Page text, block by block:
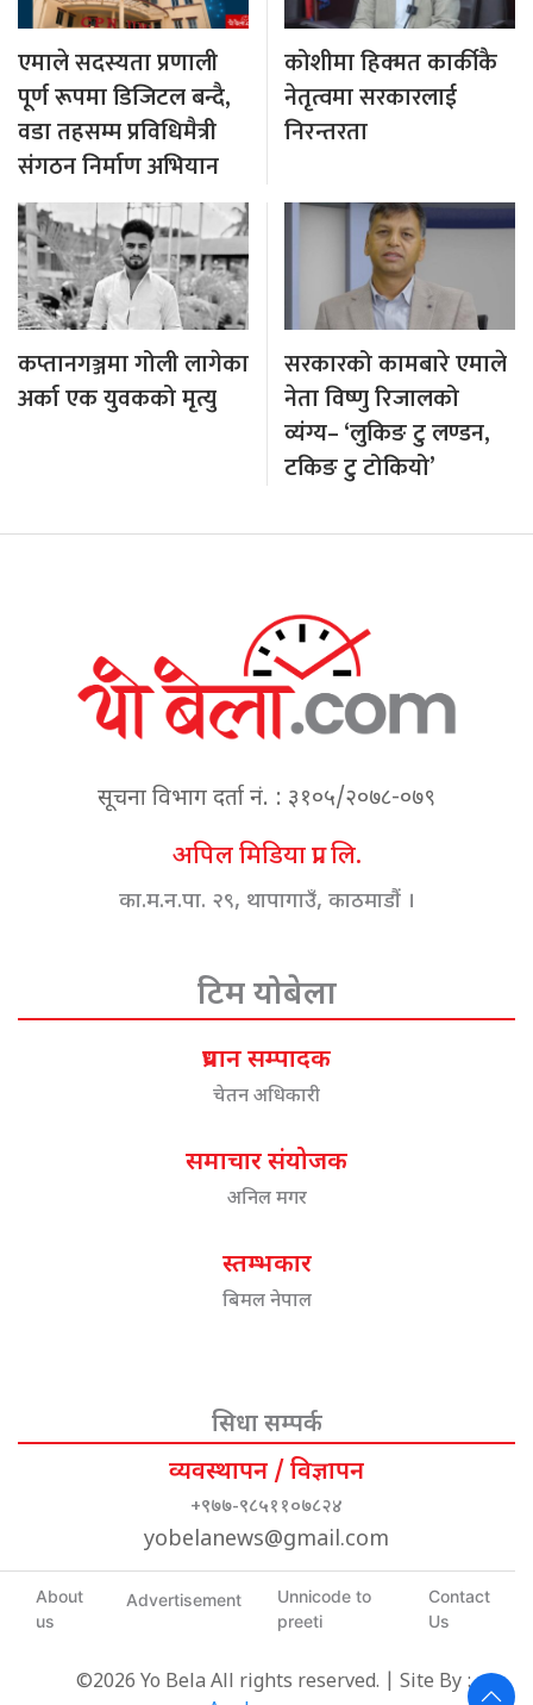
एमाले सदस्यता प्रणाली
पूर्ण रूपमा डिजिटल बन्दै,
वडा तहसम्म प्रविधिमैत्री
संगठन निर्माण अभियान
कोशीमा हिक्मत कार्कीकै
नेतृत्वमा सरकारलाई
निरन्तरता
कप्तानगञ्जमा गोली लागेका
अर्का एक युवकको मृत्यु
सरकारको कामबारे एमाले
नेता विष्णु रिजालको
व्यंग्य– ‘लुकिङ टु लण्डन,
टकिङ टु टोकियो’
सूचना विभाग दर्ता नं. : ३१०५/२०७८-०७९
अपिल मिडिया प्रा. लि.
का.म.न.पा. २९, थापागाउँ, काठमाडौं ।
टिम योबेला
प्रधान सम्पादक
चेतन अधिकारी
समाचार संयोजक
अनिल मगर
स्तम्भकार
बिमल नेपाल
सिधा सम्पर्क
व्यवस्थापन / विज्ञापन
+९७७-९८५११०७८२४
yobelanews@gmail.com
About
us
Advertisement
Unnicode to
preeti
Contact
Us
©2026 Yo Bela All rights reserved. | Site By :